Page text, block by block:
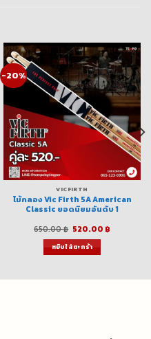
-20%
VICFIRTH
ไม้กลอง Vic Firth 5A American
Classic ยอดนิยมอันดับ 1
650.00฿ Original
was:
650.00 ฿.
520.00 ฿Current
หยิบใส่ตะกร้า